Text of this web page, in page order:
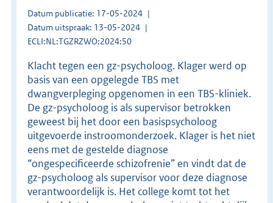
Datum publicatie: 17-05-2024
Datum uitspraak: 13-05-2024
ECLI:NL:TGZRZWO:2024:50
Klacht tegen een gz-psycholoog. Klager werd op
basis van een opgelegde TBS met
dwangverpleging opgenomen in een TBS-kliniek.
De gz-psycholoog is als supervisor betrokken
geweest bij het door een basispsycholoog
uitgevoerde instroomonderzoek. Klager is het niet
eens met de gestelde diagnose
“ongespecificeerde schizofrenie” en vindt dat de
gz-psycholoog als supervisor voor deze diagnose
verantwoordelijk is. Het college komt tot het